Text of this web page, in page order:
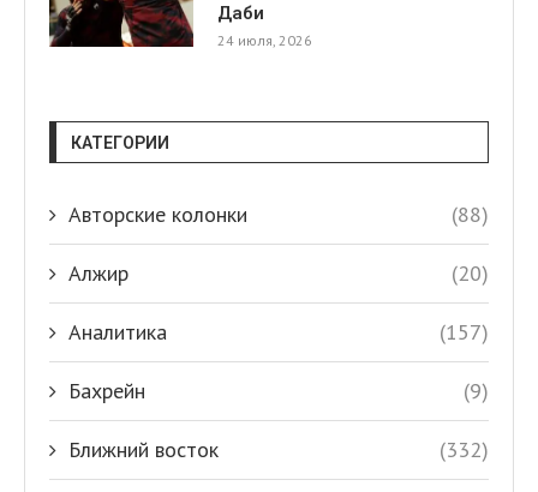
Даби
24 июля, 2026
КАТЕГОРИИ
Авторские колонки (88)
Алжир (20)
Аналитика (157)
Бахрейн (9)
Ближний восток (332)